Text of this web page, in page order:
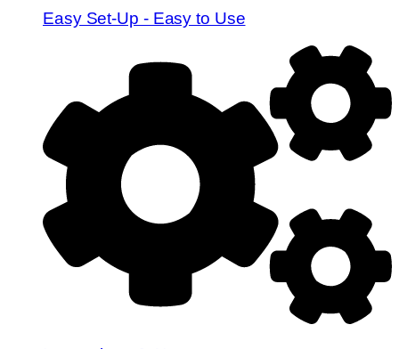
Easy Set-Up - Easy to Use